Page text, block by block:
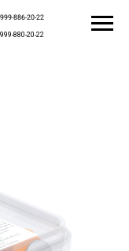
880-20-22
886-20-22